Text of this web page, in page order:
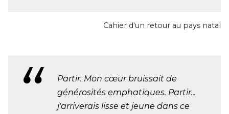
Cahier d'un retour au pays natal
Partir. Mon cœur bruissait de
générosités emphatiques. Partir...
j'arriverais lisse et jeune dans ce